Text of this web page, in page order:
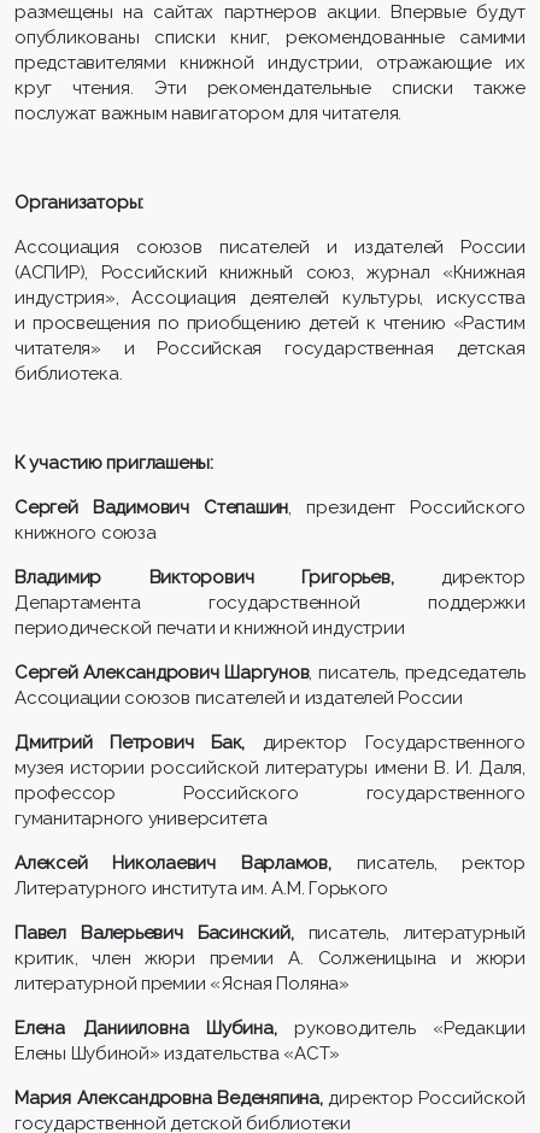
размещены на сайтах партнеров акции. Впервые будут
опубликованы списки книг, рекомендованные самими
представителями книжной индустрии, отражающие их
круг чтения. Эти рекомендательные списки также
послужат важным навигатором для читателя.
Организаторы:
Ассоциация союзов писателей и издателей России
(АСПИР), Российский книжный союз, журнал «Книжная
индустрия», Ассоциация деятелей культуры, искусства
и просвещения по приобщению детей к чтению «Растим
читателя» и Российская государственная детская
библиотека.
К участию приглашены:
Сергей Вадимович Степашин, президент Российского
книжного союза
Владимир Викторович Григорьев, директор
Департамента государственной поддержки
периодической печати и книжной индустрии
Сергей Александрович Шаргунов, писатель, председатель
Ассоциации союзов писателей и издателей России
Дмитрий Петрович Бак, директор Государственного
музея истории российской литературы имени В. И. Даля,
профессор Российского государственного
гуманитарного университета
Алексей Николаевич Варламов, писатель, ректор
Литературного института им. А.М. Горького
Павел Валерьевич Басинский, писатель, литературный
критик, член жюри премии А. Солженицына и жюри
литературной премии «Ясная Поляна»
Елена Данииловна Шубина,руководитель «Редакции
Елены Шубиной» издательства «АСТ»
Мария Александровна Веденяпина, директор Российской
государственной детской библиотеки